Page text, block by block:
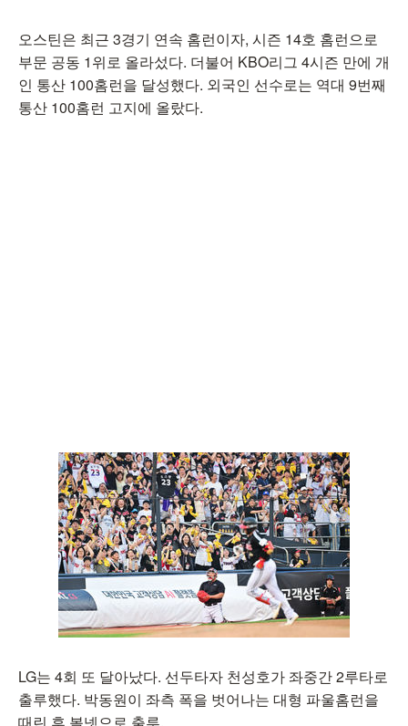
오스틴은 최근 3경기 연속 홈런이자, 시즌 14호 홈런으로
부문 공동 1위로 올라섰다. 더불어 KBO리그 4시즌 만에 개
인 통산 100홈런을 달성했다. 외국인 선수로는 역대 9번째
통산 100홈런 고지에 올랐다.
LG는 4회 또 달아났다. 선두타자 천성호가 좌중간 2루타로
출루했다. 박동원이 좌측 폭을 벗어나는 대형 파울홈런을